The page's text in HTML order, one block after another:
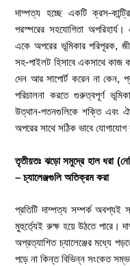
দাম্পত্য হচ্ছে একটি ক্রস-
পরস্পরের সহযোগিতা
একে অপরের ভূমিকার পরিপূরক,
সহ-পাইলট হিসাবে একসাথে কাজ
দেন আর সাপোর্ট করেন না কেন,
পরিচালনা করতে গুরুত্বপূর্ণ
উত্থান-পতনগুলিকে শক্তি এবং
অপরের সাথে সঠিক ভাবে যোগাযোগ
তৃতীয়তঃ ঝড়ো সমুদ্রে হাল ধরা
– চ্যালেঞ্জগুলি অতিক্রম করা
প্রতিটি দাম্পত্য সম্পর্ক অবশ্যই
মুহুর্ত্যেই রুক্ষ হয়ে উঠতে পারে।
অপ্রত্যাশিত চ্যালেঞ্জের মধ্যে
পড়ে না কিন্ত বিভিন্ন সংকেত